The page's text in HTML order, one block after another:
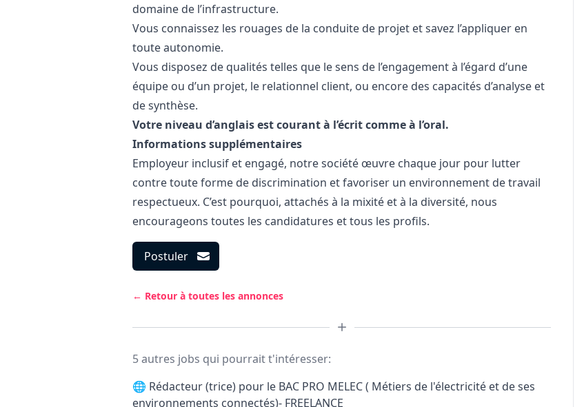
domaine de l’infrastructure.
Vous connaissez les rouages de la conduite de projet et savez l’appliquer en
toute autonomie.
Vous disposez de qualités telles que le sens de l’engagement à l’égard d’une
équipe ou d’un projet, le relationnel client, ou encore des capacités d’analyse et
de synthèse.
Votre niveau d’anglais est courant à l’écrit comme à l’oral.
Informations supplémentaires
Employeur inclusif et engagé, notre société œuvre chaque jour pour lutter
contre toute forme de discrimination et favoriser un environnement de travail
respectueux. C’est pourquoi, attachés à la mixité et à la diversité, nous
encourageons toutes les candidatures et tous les profils.
Postuler
← Retour à toutes les annonces
5 autres jobs qui pourrait t'intéresser:
🌐 Rédacteur (trice) pour le BAC PRO MELEC ( Métiers de l'électricité et de ses
environnements connectés)- FREELANCE